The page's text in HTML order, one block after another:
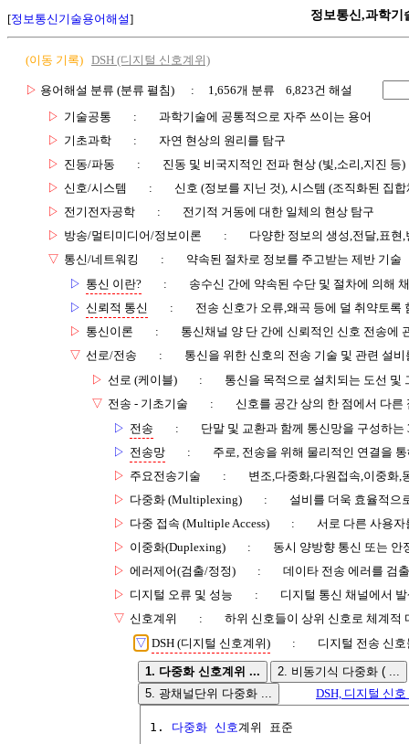
[정보통신기술용어해설] 정보통신,과학기
(이동 기록) DSH (디지털 신호계위)
▷ 용어해설 분류 (분류 펼침)
: 1,656개 분류 6,823건 해설
▷ 기술공통 :
과학기술에 공통적으로 자주 쓰이는 용어
▷ 기초과학 :
자연 현상의 원리를 탐구
▷ 진동/파동 :
진동 및 비국지적인 전파 현상 (빛,소리,지진 등)
▷ 신호/시스템 :
신호 (정보를 지닌 것), 시스템 (조직화된 집합
▷ 전기전자공학 :
전기적 거동에 대한 일체의 현상 탐구
▷ 방송/멀티미디어/정보이론 :
다양한 정보의 생성,전달,표현
▽ 통신/네트워킹 :
약속된 절차로 정보를 주고받는 제반 기술
▷ 통신 이란? :
송수신 간에 약속된 수단 및 절차에 의해
▷ 신뢰적 통신 :
전송 신호가 오류,왜곡 등에 덜 취약토록
▷ 통신이론 :
통신채널 양 단 간에 신뢰적인 신호 전송에
▽ 선로/전송 :
통신을 위한 신호의 전송 기술 및 관련 설비
▷ 선로 (케이블) :
통신을 목적으로 설치되는 도선 및
▽ 전송 - 기초기술 :
신호를 공간 상의 한 점에서 다른
▷ 전송 :
단말 및 교환과 함께 통신망을 구성하
▷ 전송망 :
주로, 전송을 위해 물리적인 연결을
▷ 주요전송기술 :
변조,다중화,다원접속,이중화,
▷ 다중화 (Multiplexing) :
설비를 더욱 효율적으
▷ 다중 접속 (Multiple Access) :
서로 다른 사용
▷ 이중화(Duplexing) :
동시 양방향 통신 또는 안
▷ 에러제어(검출/정정) :
데이타 전송 에러를 검
▷ 디지털 오류 및 성능 :
디지털 통신 채널에서
▽ 신호계위 :
하위 신호들이 상위 신호로 체계적
▽ DSH (디지털 신호계위) : 디지털 전송 신
1. 다중화 신호계위 ...
2. 비동기식 다중화 ( ...
5. 광채널단위 다중화 ...
DSH, 디지털 신
1. 다중화 신호계위 표준